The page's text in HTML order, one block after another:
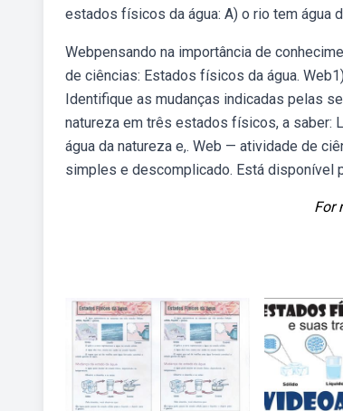
estados físicos da água: A) o rio tem água
Webpensando na importância de
de ciências: Estados físicos da água.
Identifique as mudanças indicadas pelas
natureza em três estados físicos, a saber:
água da natureza e,. Web — atividade de
simples e descomplicado. Está disponível
For